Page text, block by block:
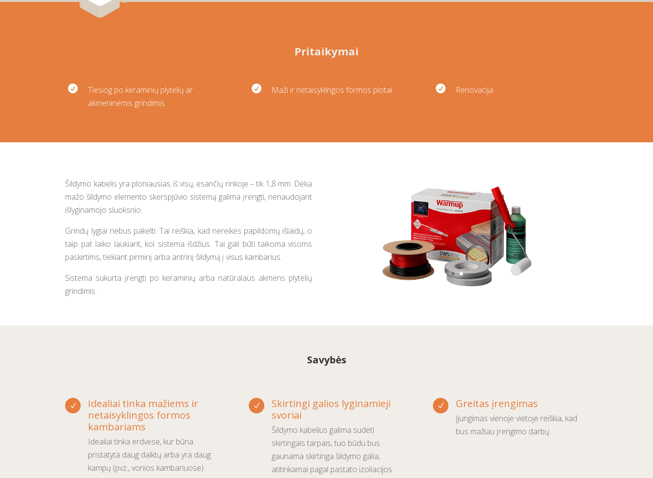
Pritaikymai

Tiesiog po keraminių plytelių ar
akmeninėmis grindimis
 Maži ir netaisyklingos formos plotai  Renovacija
Šildymo kabelis yra ploniausias iš visų, esančių rinkoje – tik 1,8 mm. Dėka
mažo šildymo elemento skerspjūvio sistemą galima įrengti, nenaudojant
išlyginamojo sluoksnio.
Grindų lygiai nebus pakelti. Tai reiškia, kad nereikės papildomų išlaidų, o
taip pat laiko laukiant, kol sistema išdžius. Tai gali būti taikoma visoms
paskirtims, tiekiant pirminį arba antrinį šildymą į visus kambarius.
Sistema sukurta įrengti po keraminių arba natūralaus akmens plytelių
grindimis.
Savybės
N
Idealiai tinka mažiems ir
netaisyklingos formos
kambariams
Idealiai tinka erdvėse, kur būna
pristatyta daug daiktų arba yra daug
kampų (pvz., vonios kambariuose).
N
Skirtingi galios lyginamieji
svoriai
Šildymo kabelius galima sudėti
skirtingais tarpais, tuo būdu bus
gaunama skirtinga šildymo galia,
atitinkamai pagal pastato izoliacijos
N Greitas įrengimas
Įjungimas vienoje vietoje reiškia, kad
bus mažiau įrengimo darbų.